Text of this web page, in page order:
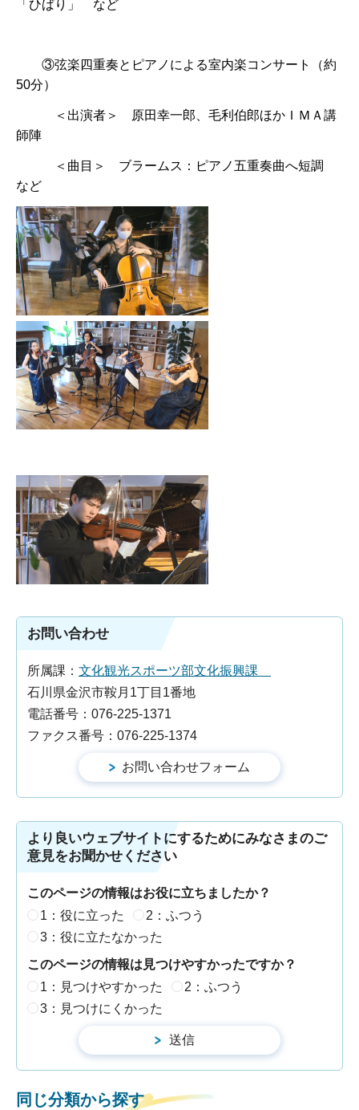
「ひばり」 など
③弦楽四重奏とピアノによる室内楽コンサート（約
50分）
＜出演者＞ 原田幸一郎、毛利伯郎ほかＩＭＡ講
師陣
＜曲目＞ ブラームス：ピアノ五重奏曲へ短調
など
お問い合わせ
所属課： 文化観光スポーツ部文化振興課
石川県金沢市鞍月1丁目1番地
電話番号：076-225-1371
ファクス番号：076-225-1374
より良いウェブサイトにするためにみなさまのご
意見をお聞かせください
このページの情報はお役に立ちましたか？
1：役に立った
2：ふつう
3：役に立たなかった
このページの情報は見つけやすかったですか？
1：見つけやすかった
2：ふつう
3：見つけにくかった
同じ分類から探す